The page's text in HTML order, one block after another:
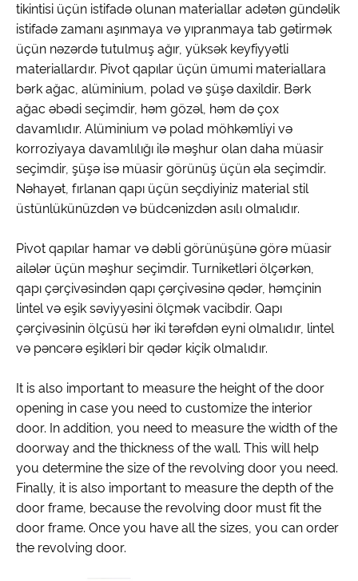
tikintisi üçün istifadə olunan materiallar adətən gündəlik
istifadə zamanı aşınmaya və yıpranmaya tab gətirmək
üçün nəzərdə tutulmuş ağır, yüksək keyfiyyətli
materiallardır. Pivot qapılar üçün ümumi materiallara
bərk ağac, alüminium, polad və şüşə daxildir. Bərk
ağac əbədi seçimdir, həm gözəl, həm də çox
davamlıdır. Alüminium və polad möhkəmliyi və
korroziyaya davamlılığı ilə məşhur olan daha müasir
seçimdir, şüşə isə müasir görünüş üçün əla seçimdir.
Nəhayət, fırlanan qapı üçün seçdiyiniz material stil
üstünlükünüzdən və büdcənizdən asılı olmalıdır.
Pivot qapılar hamar və dəbli görünüşünə görə müasir
ailələr üçün məşhur seçimdir. Turniketləri ölçərkən,
qapı çərçivəsindən qapı çərçivəsinə qədər, həmçinin
lintel və eşik səviyyəsini ölçmək vacibdir. Qapı
çərçivəsinin ölçüsü hər iki tərəfdən eyni olmalıdır, lintel
və pəncərə eşikləri bir qədər kiçik olmalıdır.
It is also important to measure the height of the door
opening in case you need to customize the interior
door. In addition, you need to measure the width of the
doorway and the thickness of the wall. This will help
you determine the size of the revolving door you need.
Finally, it is also important to measure the depth of the
door frame, because the revolving door must fit the
door frame. Once you have all the sizes, you can order
the revolving door.